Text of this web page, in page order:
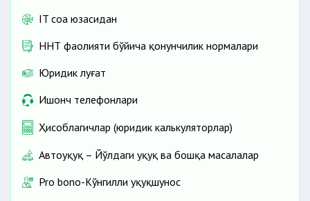
IT соҳа юзасидан
ННТ фаолияти бўйича қонунчилик нормалари
Юридик луғат
Ишонч телефонлари
Ҳисоблагичлар (юридик калькуляторлар)
Автоҳуқуқ – Йўлдаги ҳуқуқ ва бошқа масалалар
Pro bono-Кўнгилли ҳуқуқшунос